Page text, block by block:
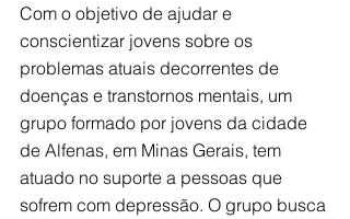
Com o objetivo de ajudar e
conscientizar jovens sobre os
problemas atuais decorrentes de
doenças e transtornos mentais, um
grupo formado por jovens da cidade
de Alfenas, em Minas Gerais, tem
atuado no suporte a pessoas que
sofrem com depressão. O grupo busca